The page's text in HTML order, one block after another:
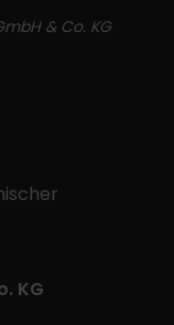
& Co. KG
KG